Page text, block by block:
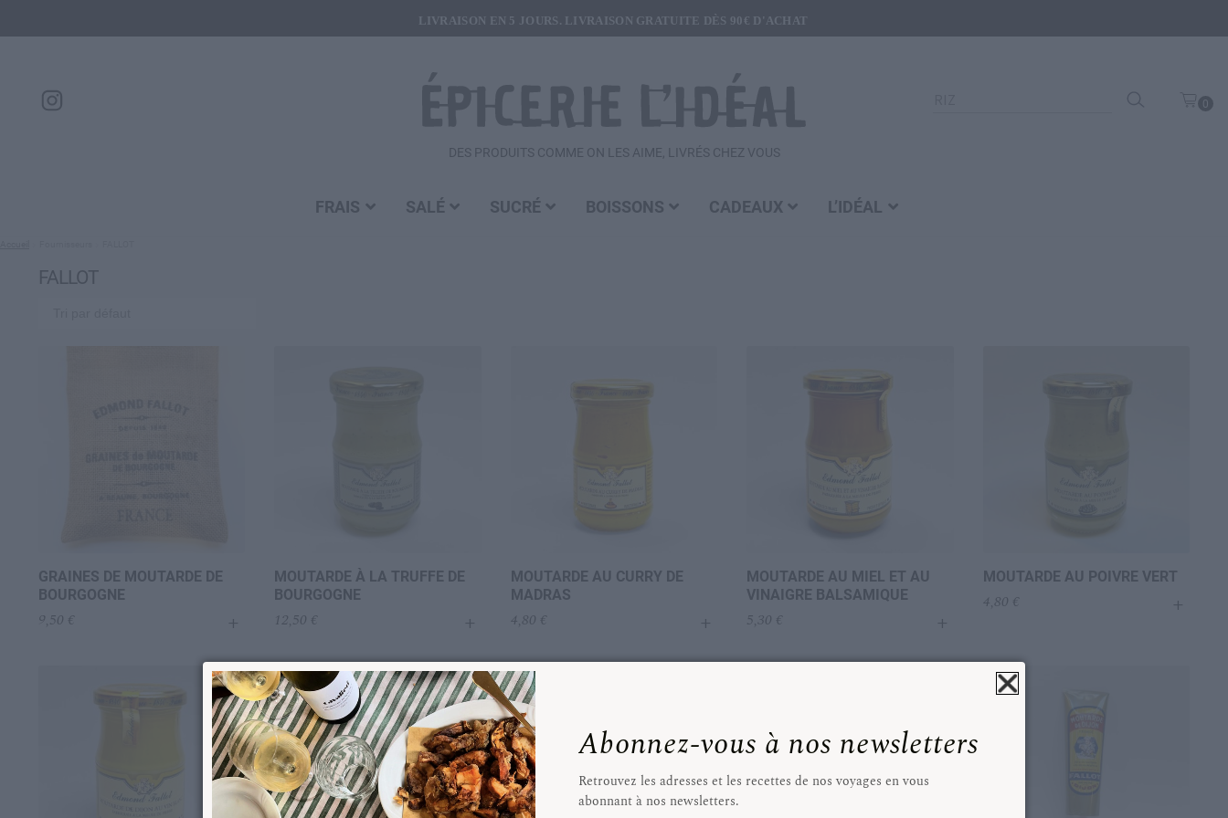
0
DES PRODUITS COMME ON LES AIME, LIVRÉS CHEZ VOUS
FRAIS SALÉ SUCRÉ BOISSONS CADEAUX L’IDÉAL
FALLOT
GRAINES DE MOUTARDE DE
BOURGOGNE
9,50 € +
MOUTARDE À LA TRUFFE DE
BOURGOGNE
12,50 € +
MOUTARDE AU CURRY DE
MADRAS
4,80 € +
MOUTARDE AU MIEL ET AU
VINAIGRE BALSAMIQUE
5,30 € +
MOUTARDE AU POIVRE VERT
4,80 € +
LIVRAISON EN 5 JOURS. LIVRAISON GRATUITE DÈS 90€ D'ACHAT
Abonnez-vous à nos newsletters
Retrouvez les adresses et les recettes de nos voyages en vous
abonnant à nos newsletters.